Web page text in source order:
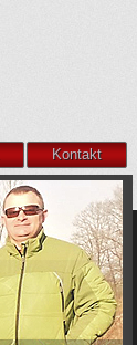
Kontakt